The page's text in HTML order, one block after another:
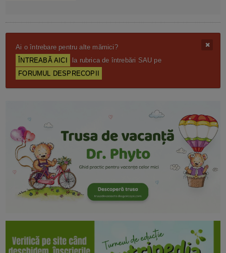
Ai o întrebare pentru alte mămici?
ÎNTREABĂ AICI
la rubrica de întrebări SAU pe
FORUMUL DESPRECOPII